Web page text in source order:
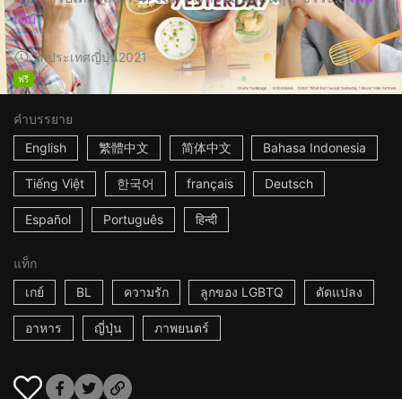
เติม
2hประเทศญี่ปุ่น2021
ฟรี
คำบรรยาย
English
繁體中文 简体中文 Bahasa Indonesia
Tiếng Việt 한국어 français Deutsch
Español Português हिन्दी
แท็ก
เกย์
BL ความรัก ลูกของ LGBTQ ดัดแปลง
อาหาร ญี่ปุ่น ภาพยนตร์